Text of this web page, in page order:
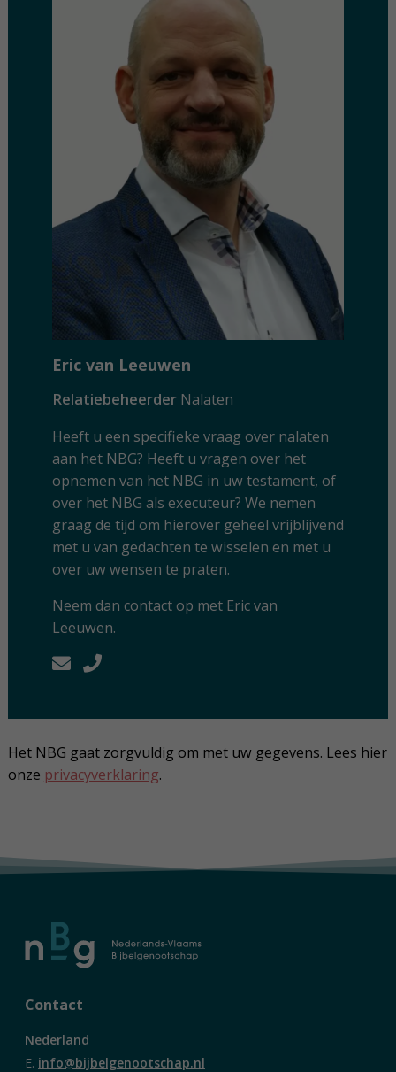
Eric van Leeuwen
RelatiebeheerderNalaten
Heeft u een specifieke vraag over nalaten
aan het NBG? Heeft u vragen over het
opnemen van het NBG in uw testament, of
over het NBG als executeur? We nemen
graag de tijd om hierover geheel vrijblijvend
met u van gedachten te wisselen en met u
over uw wensen te praten.
Neem dan contact op met Eric van
Leeuwen.
Het NBG gaat zorgvuldig om met uw gegevens. Lees hier
onze privacyverklaring.
Contact
Nederland
E. info@bijbelgenootschap.nl